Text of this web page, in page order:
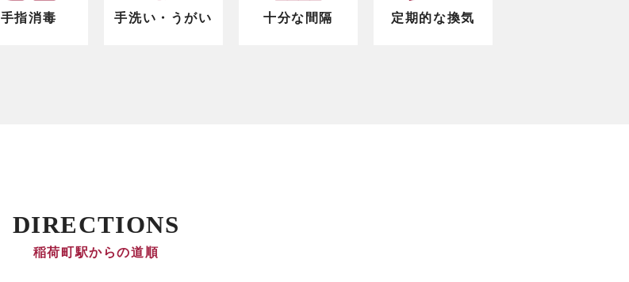
手指消毒 手洗い・うがい 十分な間隔 定期的な換気
DIRECTIONS
稲荷町駅からの道順